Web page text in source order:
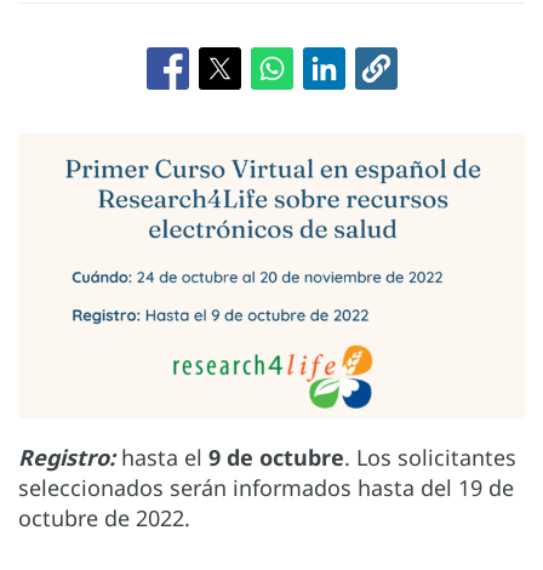
Registro:hasta el 9 de octubre. Los solicitantes
seleccionados serán informados hasta del 19 de
octubre de 2022.